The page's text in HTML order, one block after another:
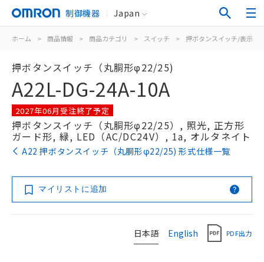
制御機器 Japan
ホーム > 商品情報 > 商品カテゴリ > スイッチ > 押ボタンスイッチ/表示灯
押ボタンスイッチ（丸胴形φ22/25)
A22L-DG-24A-10A
2027年06月受注終了予定
押ボタンスイッチ（丸胴形φ22/25）, 照光, 正方形
ガード形, 緑, LED（AC/DC24V）, 1a, オルタネイト
A22 押ボタンスイッチ（丸胴形φ22/25) 形式仕様一覧
マイリストに追加
日本語 English PDF出力